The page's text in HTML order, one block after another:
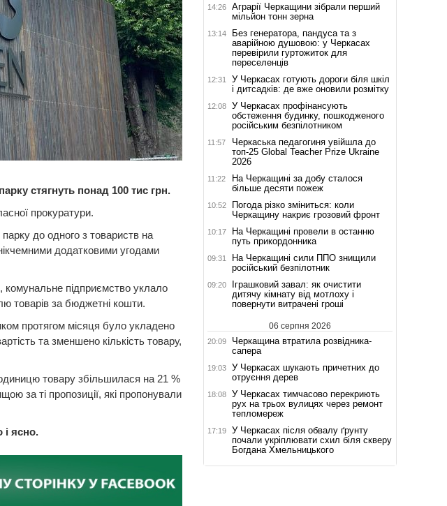
стягнуть понад 100 тис грн.
прокуратури.
до одного з товариств на
додатковими угодами
комунальне підприємство уклало
товарів за бюджетні кошти.
протягом місяця було укладено
та зменшено кількість товару,
товару збільшилася на 21 %
за ті пропозиції, які пропонували
і ясно.
14:26
Аграрії Черкащини зібрали перший
мільйон тонн зерна
13:14
Без генератора, пандуса та з
аварійною душовою: у Черкасах
перевірили гуртожиток для
переселенців
12:31
У Черкасах готують дороги біля шкіл
і дитсадків: де вже оновили розмітку
12:08
У Черкасах профінансують
обстеження будинку, пошкодженого
російським безпілотником
11:57
Черкаська педагогиня увійшла до
топ-25 Global Teacher Prize Ukraine
2026
11:22
На Черкащині за добу сталося
більше десяти пожеж
10:52
Погода різко зміниться: коли
Черкащину накриє грозовий фронт
10:17
На Черкащині провели в останню
путь прикордонника
09:31
На Черкащині сили ППО знищили
російський безпілотник
09:20
Іграшковий завал: як очистити
дитячу кімнату від мотлоху і
повернути витрачені гроші
06 серпня 2026
20:09
Черкащина втратила розвідника-
сапера
19:03
У Черкасах шукають причетних до
отруєння дерев
18:08
У Черкасах тимчасово перекриють
рух на трьох вулицях через ремонт
тепломереж
17:19
У Черкасах після обвалу ґрунту
почали укріплювати схил біля скверу
Богдана Хмельницького